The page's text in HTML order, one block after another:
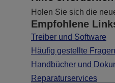
Holen Sie sich die
Empfohlene
Treiber und Software
Häufig gestellte Fragen
Handbücher und
Reparaturservices